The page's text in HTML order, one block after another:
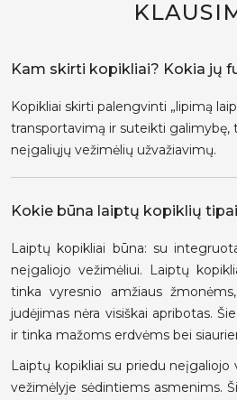
Kam skirti kopikliai? Kokia jų
Kopikliai skirti palengvinti „lipimą
transportavimą ir suteikti galimybę,
neįgaliųjų vežimėlių užvažiavimų.
Kokie būna laiptų kopiklių
Laiptų kopikliai būna: su
neįgaliojo vežimėliui. Laiptų
tinka vyresnio amžiaus
judėjimas nėra visiškai apribotas.
ir tinka mažoms erdvėms bei
Laiptų kopikliai su priedu neįgaliojo
vežimėlyje sėdintiems asmenims.